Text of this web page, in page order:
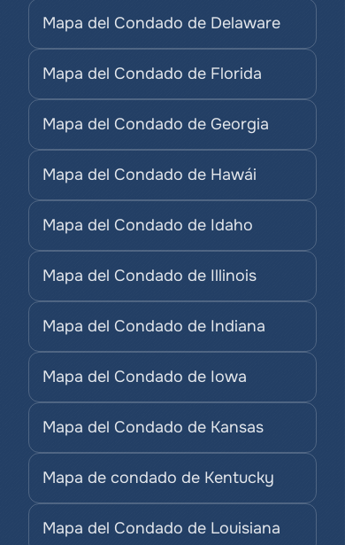
Mapa del Condado de Delaware
Mapa del Condado de Florida
Mapa del Condado de Georgia
Mapa del Condado de Hawái
Mapa del Condado de Idaho
Mapa del Condado de Illinois
Mapa del Condado de Indiana
Mapa del Condado de Iowa
Mapa del Condado de Kansas
Mapa de condado de Kentucky
Mapa del Condado de Louisiana